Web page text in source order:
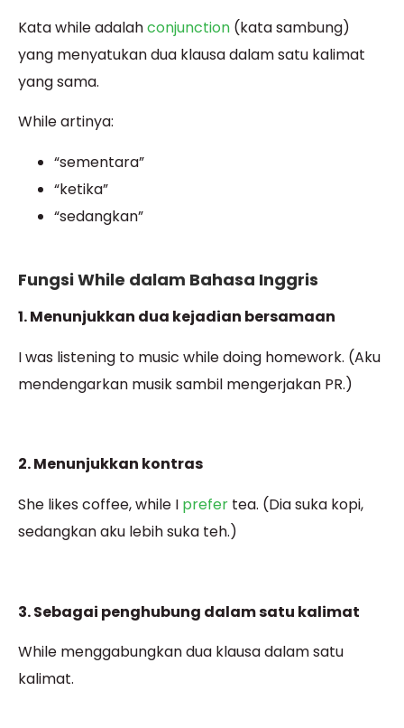
Kata while adalahconjunction (kata sambung)
yang menyatukan dua klausa dalam satu kalimat
yang sama.
While artinya:
“sementara”
“ketika”
“sedangkan”
Fungsi While dalam Bahasa Inggris
1. Menunjukkan dua kejadian bersamaan
I was listening to music while doing homework. (Aku
mendengarkan musik sambil mengerjakan PR.)
2. Menunjukkan kontras
She likes coffee, while I prefer tea. (Dia suka kopi,
sedangkan aku lebih suka teh.)
3. Sebagai penghubung dalam satu kalimat
While menggabungkan dua klausa dalam satu
kalimat.